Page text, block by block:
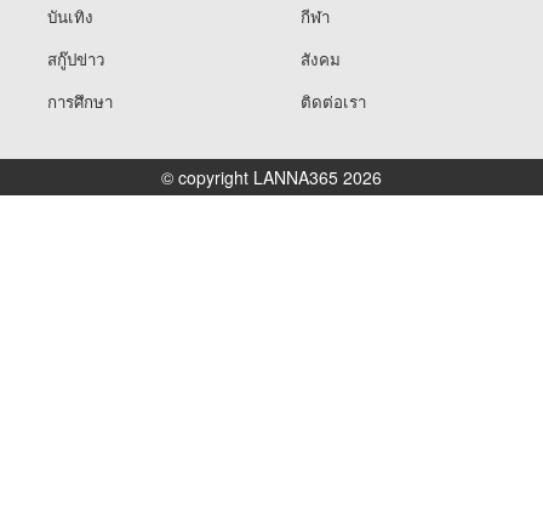
บันเทิง
กีฬา
สกู๊ปข่าว
สังคม
การศึกษา
ติดต่อเรา
© copyright LANNA365 2026